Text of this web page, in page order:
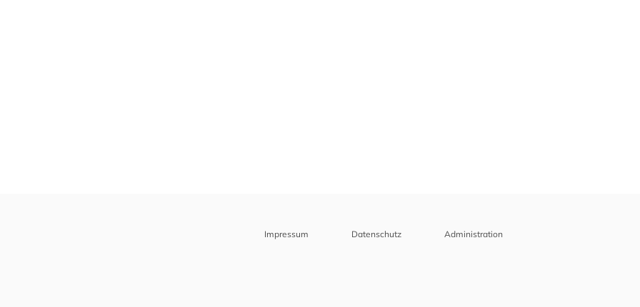
Impressum Datenschutz Administration